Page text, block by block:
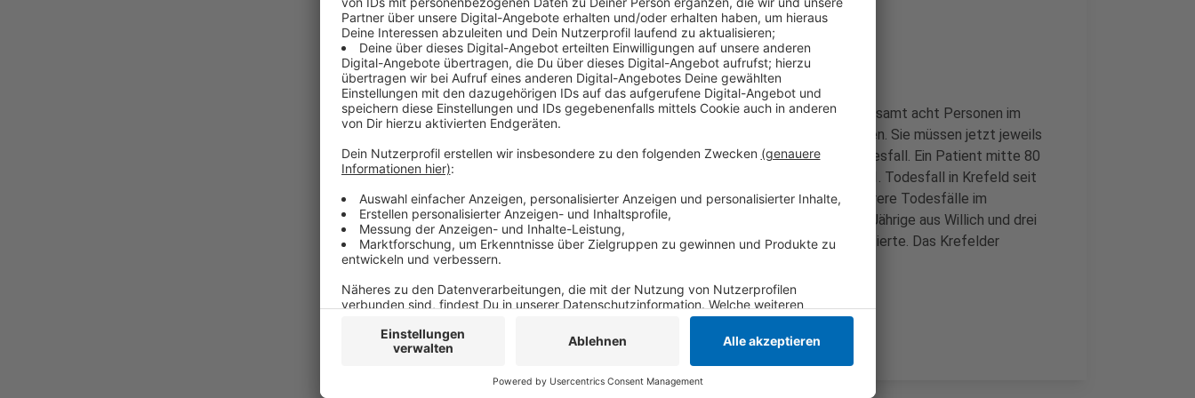
Anzeige
Im Rahmen der landesweiten Schwerpunktkontrolle wurden insgesamt acht Personen im
Krefelder Hauptbahnhof ohne Mund-Nase-Bedeckung angetroffen. Sie müssen jetzt jeweils
ein Bußgeld zahlen. In Krefeld gibt es einen weiteren Corona-Todesfall. Ein Patient mitte 80
ist jetzt in einem Krankenhaus verstorben. Es ist der insgesamt 41. Todesfall in Krefeld seit
Beginn der Pandemie. Der Kreis Viersen meldet heute gleich mehrere Todesfälle im
Zusammenhang mit dem Virus. Dabei handelt es sich um eine 76-Jährige aus Willich und drei
Personen aus Nettetal. Kreisweit gibt es Stand heute 57 Neuinfizierte. Das Krefelder
Gesundheitsamt meldet 40 neue Fälle.
Anzeige